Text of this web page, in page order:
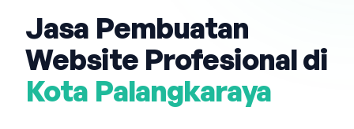
Jasa Pembuatan
Website Profesional di
Kota Palangkaraya